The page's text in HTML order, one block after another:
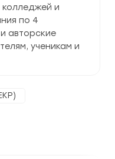
колледжей и
по 4
авторские
ученикам и